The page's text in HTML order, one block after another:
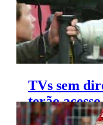
TVs sem
terão
transmitidos